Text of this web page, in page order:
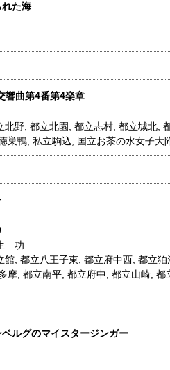
た海
響曲第4番第4楽章
北野, 都立北園 都立志村, 都立城北,
巣鴨, 私立駒込 国立お茶の水女子大
功
館, 都立八王子東 都立府中西, 都立狛
摩, 都立南平, 都立府中 都立山崎, 都
ルグのマイスタージンガー